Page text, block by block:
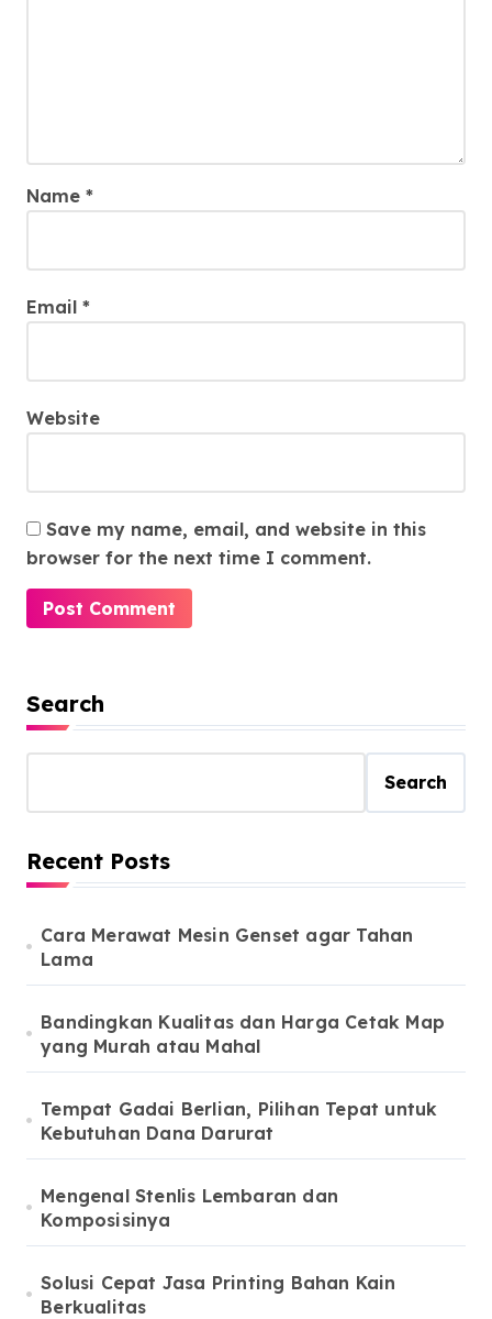
Name *
Email *
Website
Save my name, email, and website in this
browser for the next time I comment.
Search
Search
Recent Posts
Cara Merawat Mesin Genset agar Tahan
Lama
Bandingkan Kualitas dan Harga Cetak Map
yang Murah atau Mahal
Tempat Gadai Berlian, Pilihan Tepat untuk
Kebutuhan Dana Darurat
Mengenal Stenlis Lembaran dan
Komposisinya
Solusi Cepat Jasa Printing Bahan Kain
Berkualitas